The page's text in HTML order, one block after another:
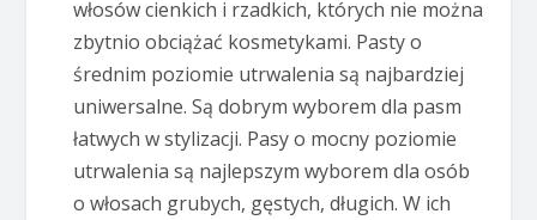
włosów cienkich i rzadkich, których nie można
zbytnio obciążać kosmetykami. Pasty o
średnim poziomie utrwalenia są najbardziej
uniwersalne. Są dobrym wyborem dla pasm
łatwych w stylizacji. Pasy o mocny poziomie
utrwalenia są najlepszym wyborem dla osób
o włosach grubych, gęstych, długich. W ich